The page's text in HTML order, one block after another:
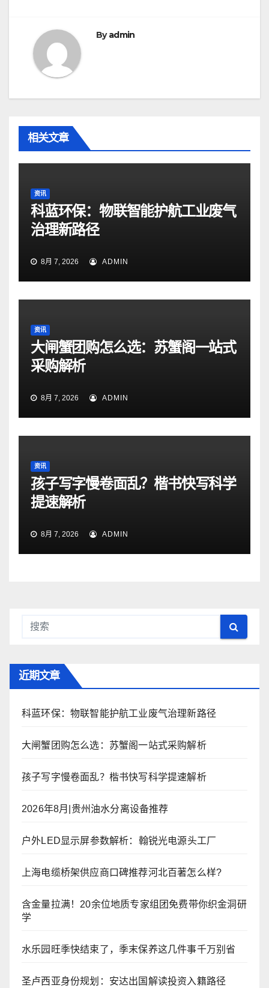
Byadmin
相关文章
资讯
科蓝环保：物联智能护航工业废气
治理新路径
8月 7, 2026 ADMIN
资讯
大闸蟹团购怎么选：苏蟹阁一站式
采购解析
8月 7, 2026 ADMIN
资讯
孩子写字慢卷面乱？楷书快写科学
提速解析
8月 7, 2026 ADMIN
近期文章
科蓝环保：物联智能护航工业废气治理新路径
大闸蟹团购怎么选：苏蟹阁一站式采购解析
孩子写字慢卷面乱？楷书快写科学提速解析
2026年8月|贵州油水分离设备推荐
户外LED显示屏参数解析：翰锐光电源头工厂
上海电缆桥架供应商口碑推荐河北百著怎么样?
含金量拉满！20余位地质专家组团免费带你织金洞研
学
水乐园旺季快结束了，季末保养这几件事千万别省
圣卢西亚身份规划：安达出国解读投资入籍路径